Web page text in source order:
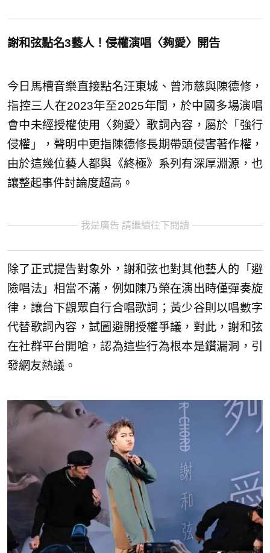
謝和弦點名3藝人！侵權演唱〈夠愛〉開告
今日馬槽音樂直接點名汪東城、曾沛慈與陳德修，
指控三人在2023年至2025年間，於中國多場演唱
會中未經授權使用〈夠愛〉歌詞內容，屬於「強行
侵權」，聲明中更指陳德修長期帶頭侵害著作權，
由於這幾位藝人都與《終極》系列有深厚淵源，也
讓整起事件討論度超高。
我是廣告 請繼續往下閱讀
除了正式提告對象外，謝和弦也對其他藝人的「避
險唱法」相當不滿，例如陳乃榮在演出時僅彈奏旋
律，讓台下觀眾自行合唱歌詞；黃少谷則以唱數字
代替歌詞內容，試圖避開授權爭議，對此，謝和弦
在社群平台開嗆，認為這些行為根本是鑽漏洞，引
發網友熱議。